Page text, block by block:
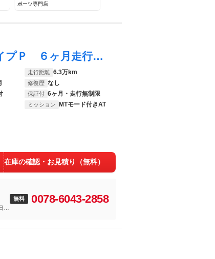
ポーツ専門店
スカイライン ３５０ＧＴ ハイブリッド タイプＰ ６ヶ月走行距離無制限保証付 １９インチＳＰアルミ後期型 ＳＰバンパー 純正ＳＤナビ フルセグ 全方位カメラ ＥＴＣ 本革シート スマートキー レーダークルーズ 衝突軽減ブレーキ ＢＳＭ
走行距離 6.3万km
修復歴 なし
保証付 6ヶ月・走行無制限
ミッション MTモード付きAT
在庫の確認・お見積り（無料）
無料 0078-6043-2858